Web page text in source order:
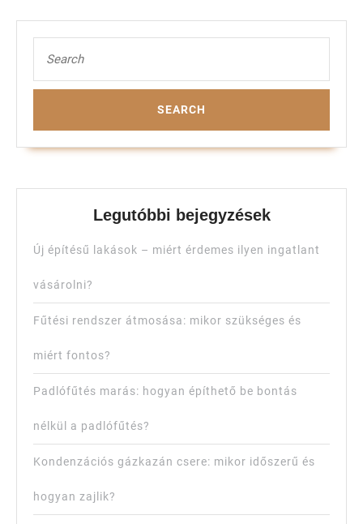
for:
Legutóbbi bejegyzések
Új építésű lakások – miért érdemes ilyen ingatlant
vásárolni?
Fűtési rendszer átmosása: mikor szükséges és
miért fontos?
Padlófűtés marás: hogyan építhető be bontás
nélkül a padlófűtés?
Kondenzációs gázkazán csere: mikor időszerű és
hogyan zajlik?